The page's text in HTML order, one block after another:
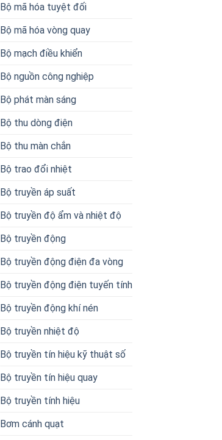
Bộ mã hóa tuyệt đối
Bộ mã hóa vòng quay
Bộ mạch điều khiển
Bộ nguồn công nghiệp
Bộ phát màn sáng
Bộ thu dòng điện
Bộ thu màn chắn
Bộ trao đổi nhiệt
Bộ truyền áp suất
Bộ truyền độ ẩm và nhiệt độ
Bộ truyền động
Bộ truyền động điện đa vòng
Bộ truyền động điện tuyến tính
Bộ truyền động khí nén
Bộ truyền nhiệt độ
Bộ truyền tín hiệu kỹ thuật số
Bộ truyền tín hiệu quay
Bộ truyền tính hiệu
Bơm cánh quạt